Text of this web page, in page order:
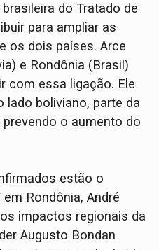
do Tratado de
para ampliar as
os dois países. Arce
e Rondônia (Brasil)
com essa ligação. Ele
lado boliviano, parte da
o aumento do
estão o
Rondônia, André
impactos regionais da
Augusto Bondan